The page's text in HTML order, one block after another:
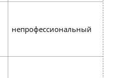
непрофессиональный